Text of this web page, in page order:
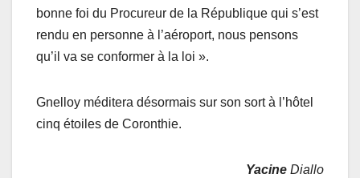
bonne foi du Procureur de la République qui s’est
rendu en personne à l’aéroport, nous pensons
qu’il va se conformer à la loi ».
Gnelloy méditera désormais sur son sort à l’hôtel
cinq étoiles de Coronthie.
Yacine Diallo